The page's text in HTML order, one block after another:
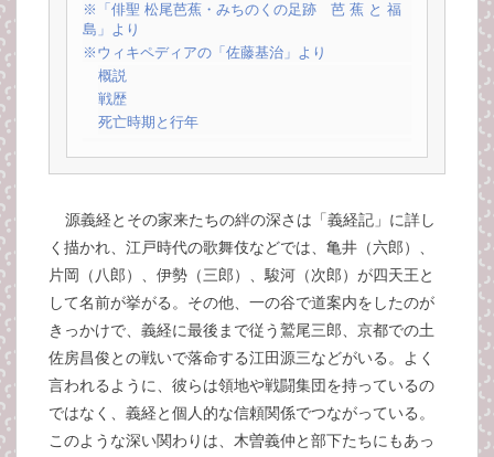
※「俳聖 松尾芭蕉・みちのくの足跡 芭 蕉 と 福
島」より
※ウィキペディアの「佐藤基治」より
概説
戦歴
死亡時期と行年
源義経とその家来たちの絆の深さは「義経記」に詳し
く描かれ、江戸時代の歌舞伎などでは、亀井（六郎）、
片岡（八郎）、伊勢（三郎）、駿河（次郎）が四天王と
して名前が挙がる。その他、一の谷で道案内をしたのが
きっかけで、義経に最後まで従う鷲尾三郎、京都での土
佐房昌俊との戦いで落命する江田源三などがいる。よく
言われるように、彼らは領地や戦闘集団を持っているの
ではなく、義経と個人的な信頼関係でつながっている。
このような深い関わりは、木曽義仲と部下たちにもあっ